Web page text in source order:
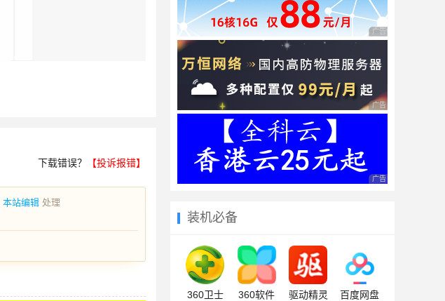
广告 商业广告，理性
广告 商业广告，理性
广告 商业广告，理性
装机必备
360卫士 360软件 驱动精灵 百度网盘
下载错误？ 【投诉报错】
本站编辑 处理